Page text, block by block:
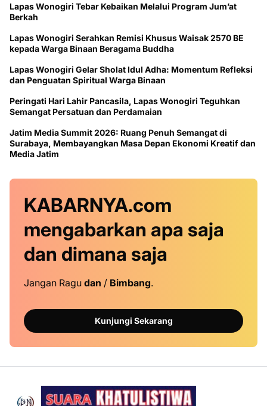
Lapas Wonogiri Tebar Kebaikan Melalui Program Jum’at
Berkah
Lapas Wonogiri Serahkan Remisi Khusus Waisak 2570 BE
kepada Warga Binaan Beragama Buddha
Lapas Wonogiri Gelar Sholat Idul Adha: Momentum Refleksi
dan Penguatan Spiritual Warga Binaan
Peringati Hari Lahir Pancasila, Lapas Wonogiri Teguhkan
Semangat Persatuan dan Perdamaian
Jatim Media Summit 2026: Ruang Penuh Semangat di
Surabaya, Membayangkan Masa Depan Ekonomi Kreatif dan
Media Jatim
KABARNYA.com
mengabarkan apa saja
dan dimana saja
Jangan Ragu dan / Bimbang.
Kunjungi Sekarang